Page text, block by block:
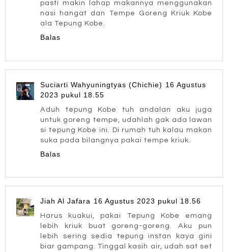
pasti makin lahap makannya menggunakan
nasi hangat dan Tempe Goreng Kriuk Kobe
ala Tepung Kobe.
Balas
Suciarti Wahyuningtyas (Chichie) 16 Agustus
2023 pukul 18.55
Aduh tepung Kobe tuh andalan aku juga
untuk goreng tempe, udahlah gak ada lawan
si tepung Kobe ini. Di rumah tuh kalau makan
suka pada bilangnya pakai tempe kriuk.
Balas
Jiah Al Jafara 16 Agustus 2023 pukul 18.56
Harus kuakui, pakai Tepung Kobe emang
lebih kriuk buat goreng-goreng. Aku pun
lebih sering sedia tepung instan kaya gini
biar gampang. Tinggal kasih air, udah sat set